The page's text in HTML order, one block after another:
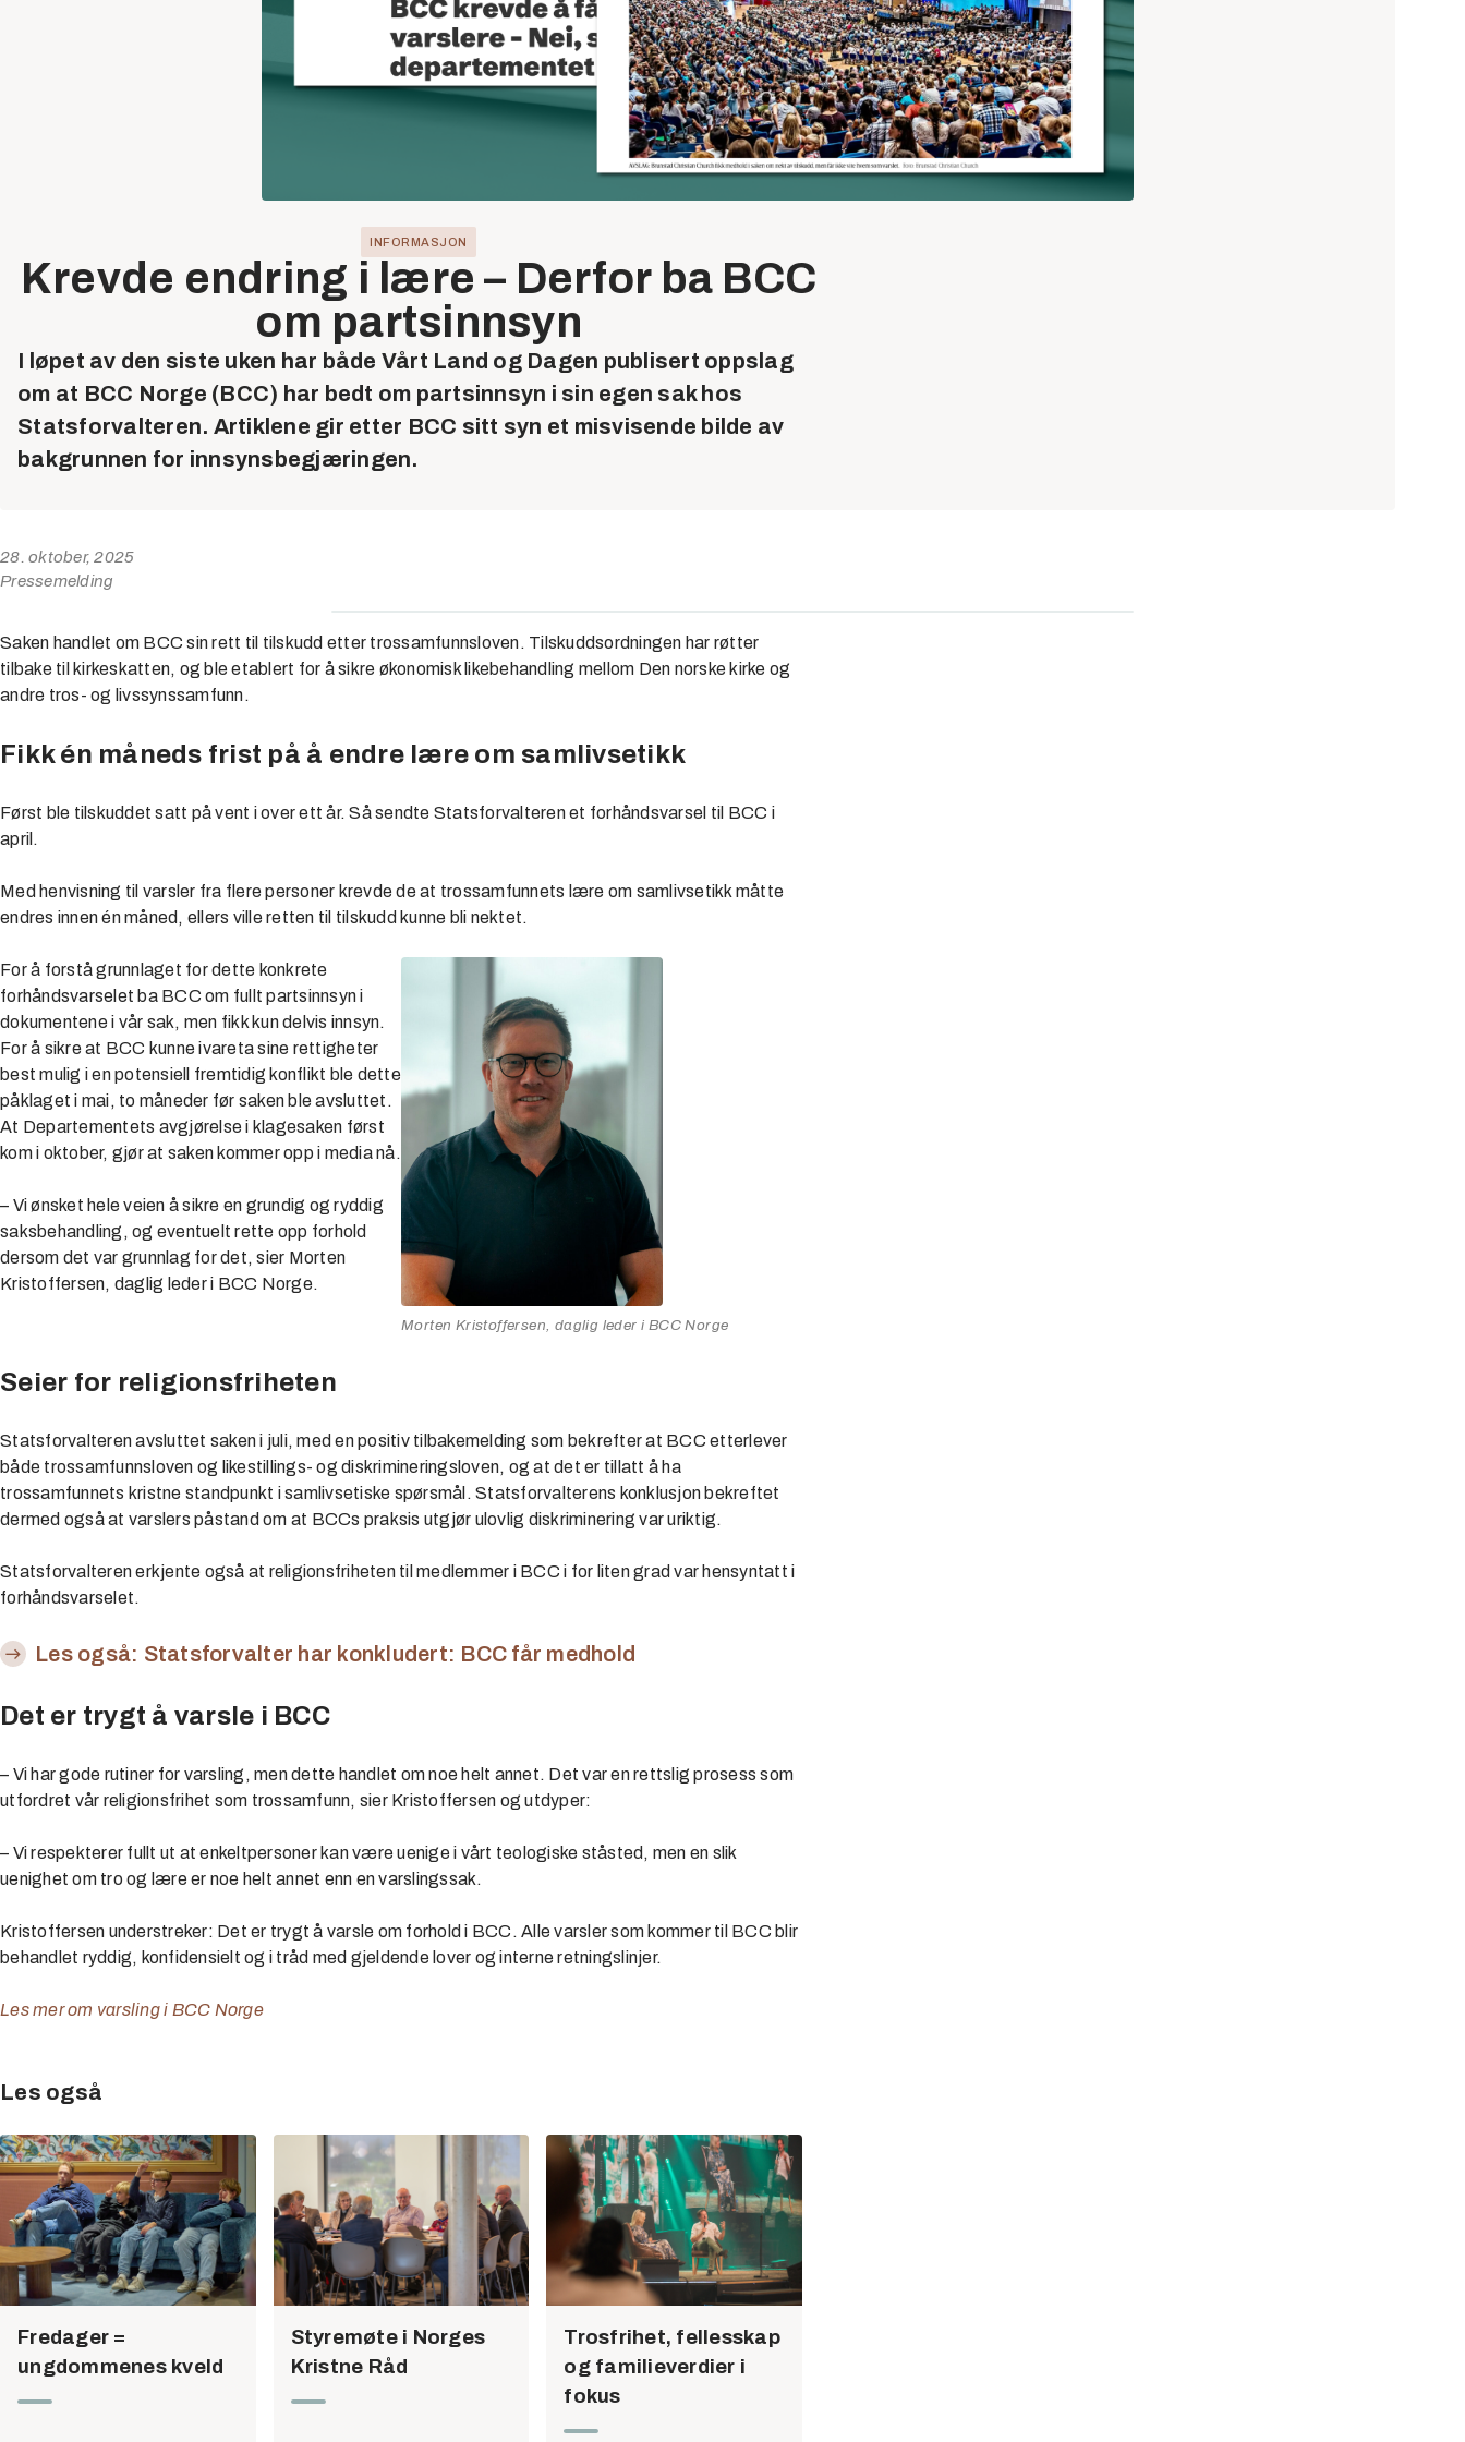
INFORMASJON
Krevde endring i lære – Derfor ba BCC
om partsinnsyn
I løpet av den siste uken har både Vårt Land og Dagen publisert oppslag
om at BCC Norge (BCC) har bedt om partsinnsyn i sin egen sak hos
Statsforvalteren. Artiklene gir etter BCC sitt syn et misvisende bilde av
bakgrunnen for innsynsbegjæringen.
28. oktober, 2025
Pressemelding
Saken handlet om BCC sin rett til tilskudd etter trossamfunnsloven. Tilskuddsordningen har røtter
tilbake til kirkeskatten, og ble etablert for å sikre økonomisk likebehandling mellom Den norske kirke og
andre tros- og livssynssamfunn.
Fikk én måneds frist på å endre lære om samlivsetikk
Først ble tilskuddet satt på vent i over ett år. Så sendte Statsforvalteren et forhåndsvarsel til BCC i
april.
Med henvisning til varsler fra flere personer krevde de at trossamfunnets lære om samlivsetikk måtte
endres innen én måned, ellers ville retten til tilskudd kunne bli nektet.
For å forstå grunnlaget for dette konkrete
forhåndsvarselet ba BCC om fullt partsinnsyn i
dokumentene i vår sak, men fikk kun delvis innsyn.
For å sikre at BCC kunne ivareta sine rettigheter
best mulig i en potensiell fremtidig konflikt ble dette
påklaget i mai, to måneder før saken ble avsluttet.
At Departementets avgjørelse i klagesaken først
kom i oktober, gjør at saken kommer opp i media nå.
– Vi ønsket hele veien å sikre en grundig og ryddig
saksbehandling, og eventuelt rette opp forhold
dersom det var grunnlag for det, sier Morten
Kristoffersen, daglig leder i BCC Norge.
Morten Kristoffersen, daglig leder i BCC Norge
Seier for religionsfriheten
Statsforvalteren avsluttet saken i juli, med en positiv tilbakemelding som bekrefter at BCC etterlever
både trossamfunnsloven og likestillings- og diskrimineringsloven, og at det er tillatt å ha
trossamfunnets kristne standpunkt i samlivsetiske spørsmål. Statsforvalterens konklusjon bekreftet
dermed også at varslers påstand om at BCCs praksis utgjør ulovlig diskriminering var uriktig.
Statsforvalteren erkjente også at religionsfriheten til medlemmer i BCC i for liten grad var hensyntatt i
forhåndsvarselet.
Les også: Statsforvalter har konkludert: BCC får medhold
Det er trygt å varsle i BCC
– Vi har gode rutiner for varsling, men dette handlet om noe helt annet. Det var en rettslig prosess som
utfordret vår religionsfrihet som trossamfunn, sier Kristoffersen og utdyper:
– Vi respekterer fullt ut at enkeltpersoner kan være uenige i vårt teologiske ståsted, men en slik
uenighet om tro og lære er noe helt annet enn en varslingssak.
Kristoffersen understreker: Det er trygt å varsle om forhold i BCC. Alle varsler som kommer til BCC blir
behandlet ryddig, konfidensielt og i tråd med gjeldende lover og interne retningslinjer.
Les mer om varsling i BCC Norge
Les også
Fredager =
ungdommenes kveld
Styremøte i Norges
Kristne Råd
Trosfrihet, fellesskap
og familieverdier i
fokus